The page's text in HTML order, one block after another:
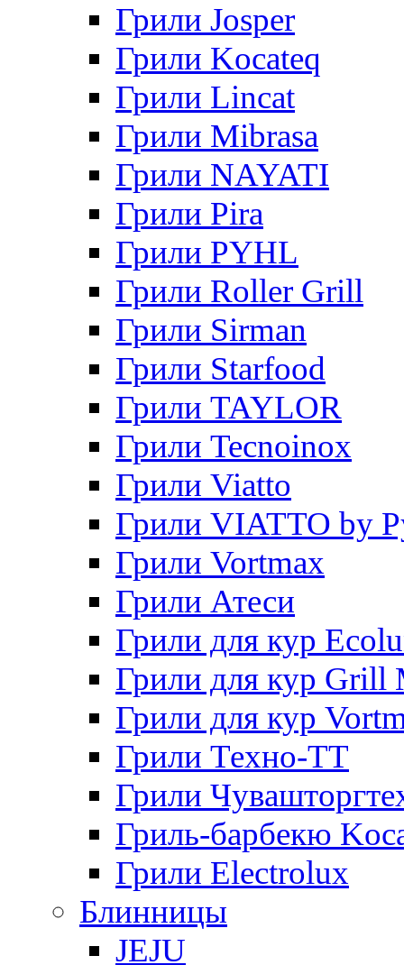
Грили Josper
Грили Kocateq
Грили Lincat
Грили Mibrasa
Грили NAYATI
Грили Pira
Грили PYHL
Грили Roller Grill
Грили Sirman
Грили Starfood
Грили TAYLOR
Грили Tecnoinox
Грили Viatto
Грили VIATTO by
Грили Vortmax
Грили Атеси
Грили для кур
Грили для кур Grill
Грили для кур
Грили Техно-ТТ
Грили
Гриль-барбекю
Грили Electrolux
Блинницы
JEJU